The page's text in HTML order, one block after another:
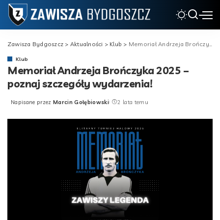
Zawisza Bydgoszcz > Aktualności > Klub > Memoriał Andrzeja Brończyka 2025 – poznaj szczegóły wydarzenia!
Klub
Memoriał Andrzeja Brończyka 2025 –
poznaj szczegóły wydarzenia!
Posted
Napisane przez Marcin Gołębiowski 2 lata temu